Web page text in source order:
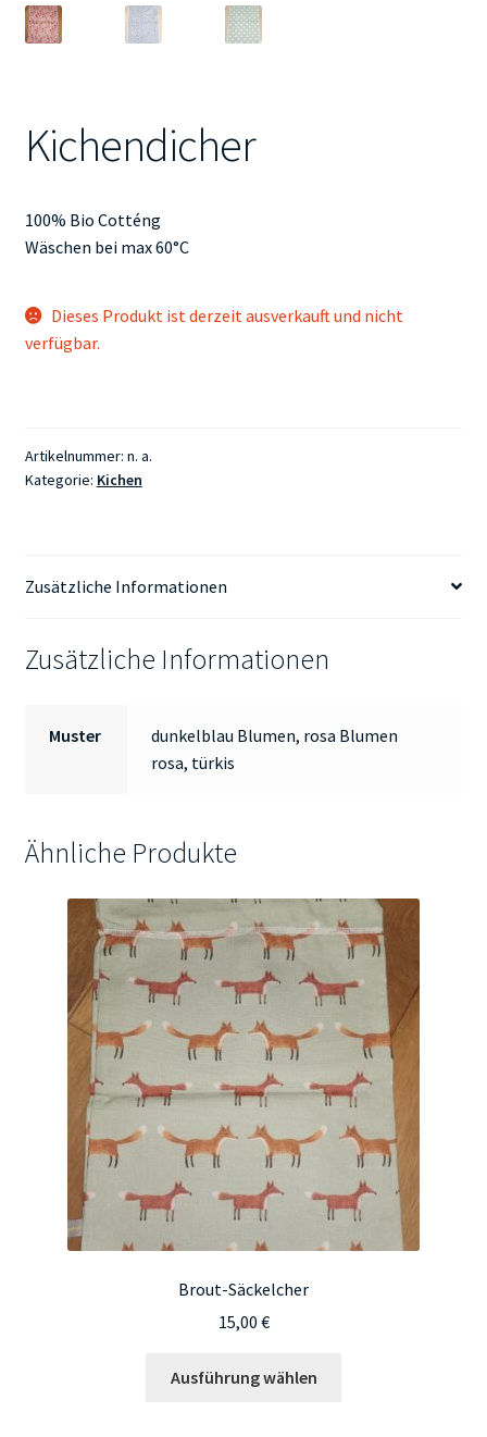
Kichendicher
100% Bio Cotténg
Wäschen bei max 60°C
Dieses Produkt ist derzeit ausverkauft und nicht
verfügbar.
Artikelnummer: n. a.
Kategorie: Kichen
Zusätzliche Informationen
Zusätzliche Informationen
Muster
dunkelblau Blumen, rosa Blumen
rosa, türkis
Ähnliche Produkte
Brout-Säckelcher
15,00 €
Ausführung wählen